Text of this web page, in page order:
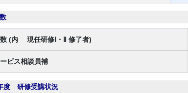
(内 現任研修Ⅰ・Ⅱ 修了者)
ビス相談員補
度 研修受講状況